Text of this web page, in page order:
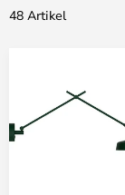
48 Artikel